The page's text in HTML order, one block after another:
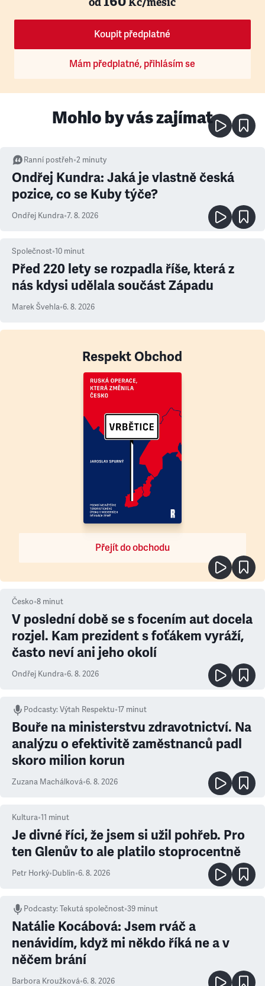
Koupit předplatné
Mám předplatné, přihlásím se
Mohlo by vás zajímat
Ranní postřeh•2 minuty
Ondřej Kundra: Jaká je vlastně česká
pozice, co se Kuby týče?
Ondřej Kundra•7. 8. 2026
Společnost•10 minut
Před 220 lety se rozpadla říše, která z
nás kdysi udělala součást Západu
Marek Švehla•6. 8. 2026
Respekt Obchod
Přejít do obchodu
Česko•8 minut
V poslední době se s focením aut docela
rozjel. Kam prezident s foťákem vyráží,
často neví ani jeho okolí
Ondřej Kundra•6. 8. 2026
Podcasty:Výtah Respektu•17 minut
Bouře na ministerstvu zdravotnictví. Na
analýzu o efektivitě zaměstnanců padl
skoro milion korun
Zuzana Machálková•6. 8. 2026
Kultura•11 minut
Je divné říci, že jsem si užil pohřeb. Pro
ten Glenův to ale platilo stoprocentně
Petr Horký•Dublin•6. 8. 2026
Podcasty:Tekutá společnost•39 minut
Natálie Kocábová: Jsem rváč a
nenávidím, když mi někdo říká ne a v
něčem brání
Barbora Kroužková•6. 8. 2026